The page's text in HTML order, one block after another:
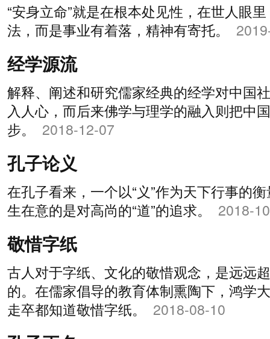
“安身立命”就是在根本处见性，在世人眼
法，而是事业有着落，精神有寄托。
经学源流
解释、阐述和研究儒家经典的经学对中国
入人心，而后来佛学与理学的融入则把中
步。 2018-12-07
孔子论义
在孔子看来，一个以“义”作为天下行事的
生在意的是对高尚的“道”的追求。 2018-
敬惜字纸
古人对于字纸、文化的敬惜观念，是远远
的。在儒家倡导的教育体制熏陶下，鸿学
走卒都知道敬惜字纸。 2018-08-10